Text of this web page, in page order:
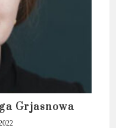
Grjasnowa